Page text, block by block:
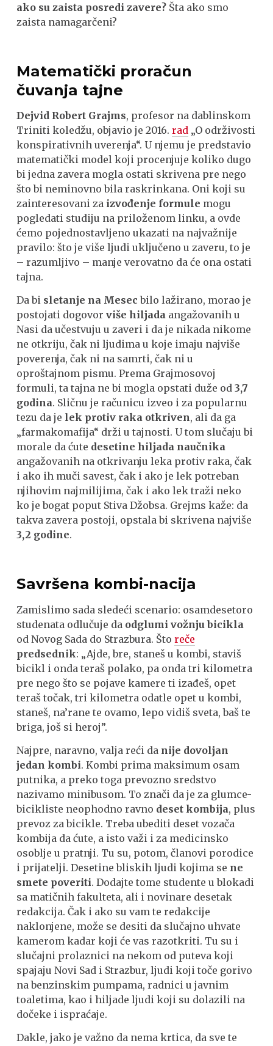
ako su zaista posredi zavere? Šta ako smo
zaista namagarčeni?
Matematički proračun
čuvanja tajne
Dejvid Robert Grajms, profesor na dablinskom
Triniti koledžu, objavio je 2016.rad „O održivosti
konspirativnih uverenja“. U njemu je predstavio
matematički model koji procenjuje koliko dugo
bi jedna zavera mogla ostati skrivena pre nego
što bi neminovno bila raskrinkana. Oni koji su
zainteresovani za izvođenje formule mogu
pogledati studiju na priloženom linku, a ovde
ćemo pojednostavljeno ukazati na najvažnije
pravilo: što je više ljudi uključeno u zaveru, to je
– razumljivo – manje verovatno da će ona ostati
tajna.
Da bi sletanje na Mesec bilo lažirano, morao je
postojati dogovorviše hiljada angažovanih u
Nasi da učestvuju u zaveri i da je nikada nikome
ne otkriju, čak ni ljudima u koje imaju najviše
poverenja, čak ni na samrti, čak ni u
oproštajnom pismu. Prema Grajmosovoj
formuli, ta tajna ne bi mogla opstati duže od3,7
godina. Sličnu je računicu izveo i za popularnu
tezu da je lek protiv raka otkriven, ali da ga
„farmakomafija“ drži u tajnosti. U tom slučaju bi
morale da ćute desetine hiljada naučnika
angažovanih na otkrivanju leka protiv raka, čak
i ako ih muči savest, čak i ako je lek potreban
njihovim najmilijima, čak i ako lek traži neko
ko je bogat poput Stiva Džobsa. Grejms kaže: da
takva zavera postoji, opstala bi skrivena najviše
3,2 godine.
Savršena kombi-nacija
Zamislimo sada sledeći scenario: osamdesetoro
studenata odlučuje da odglumi vožnju bicikla
od Novog Sada do Strazbura. Štoreče
predsednik: „Ajde, bre, staneš u kombi, staviš
bicikl i onda teraš polako, pa onda tri kilometra
pre nego što se pojave kamere ti izađeš, opet
teraš točak, tri kilometra odatle opet u kombi,
staneš, na’rane te ovamo, lepo vidiš sveta, baš te
briga, još si heroj”.
Najpre, naravno, valja reći da nije dovoljan
jedan kombi. Kombi prima maksimum osam
putnika, a preko toga prevozno sredstvo
nazivamo minibusom. To znači da je za glumce-
bicikliste neophodno ravno deset kombija, plus
prevoz za bicikle. Treba ubediti deset vozača
kombija da ćute, a isto važi i za medicinsko
osoblje u pratnji. Tu su, potom, članovi porodice
i prijatelji. Desetine bliskih ljudi kojima se ne
smete poveriti. Dodajte tome studente u blokadi
sa matičnih fakulteta, ali i novinare desetak
redakcija. Čak i ako su vam te redakcije
naklonjene, može se desiti da slučajno uhvate
kamerom kadar koji će vas razotkriti. Tu su i
slučajni prolaznici na nekom od puteva koji
spajaju Novi Sad i Strazbur, ljudi koji toče gorivo
na benzinskim pumpama, radnici u javnim
toaletima, kao i hiljade ljudi koji su dolazili na
dočeke i ispraćaje.
Dakle, jako je važno da nema krtica, da sve te